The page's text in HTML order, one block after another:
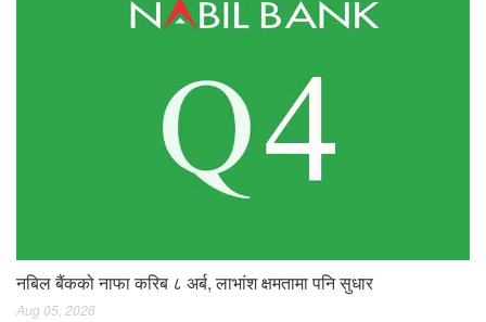
नबिल बैंकको नाफा करिब ८ अर्ब, लाभांश क्षमतामा पनि सुधार
Aug 05, 2026